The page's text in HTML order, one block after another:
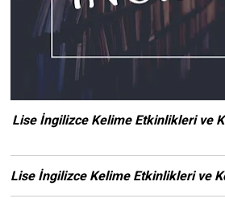
Lise İngilizce Kelime Etkinlikleri ve
Lise İngilizce Kelime Etkinlikleri ve